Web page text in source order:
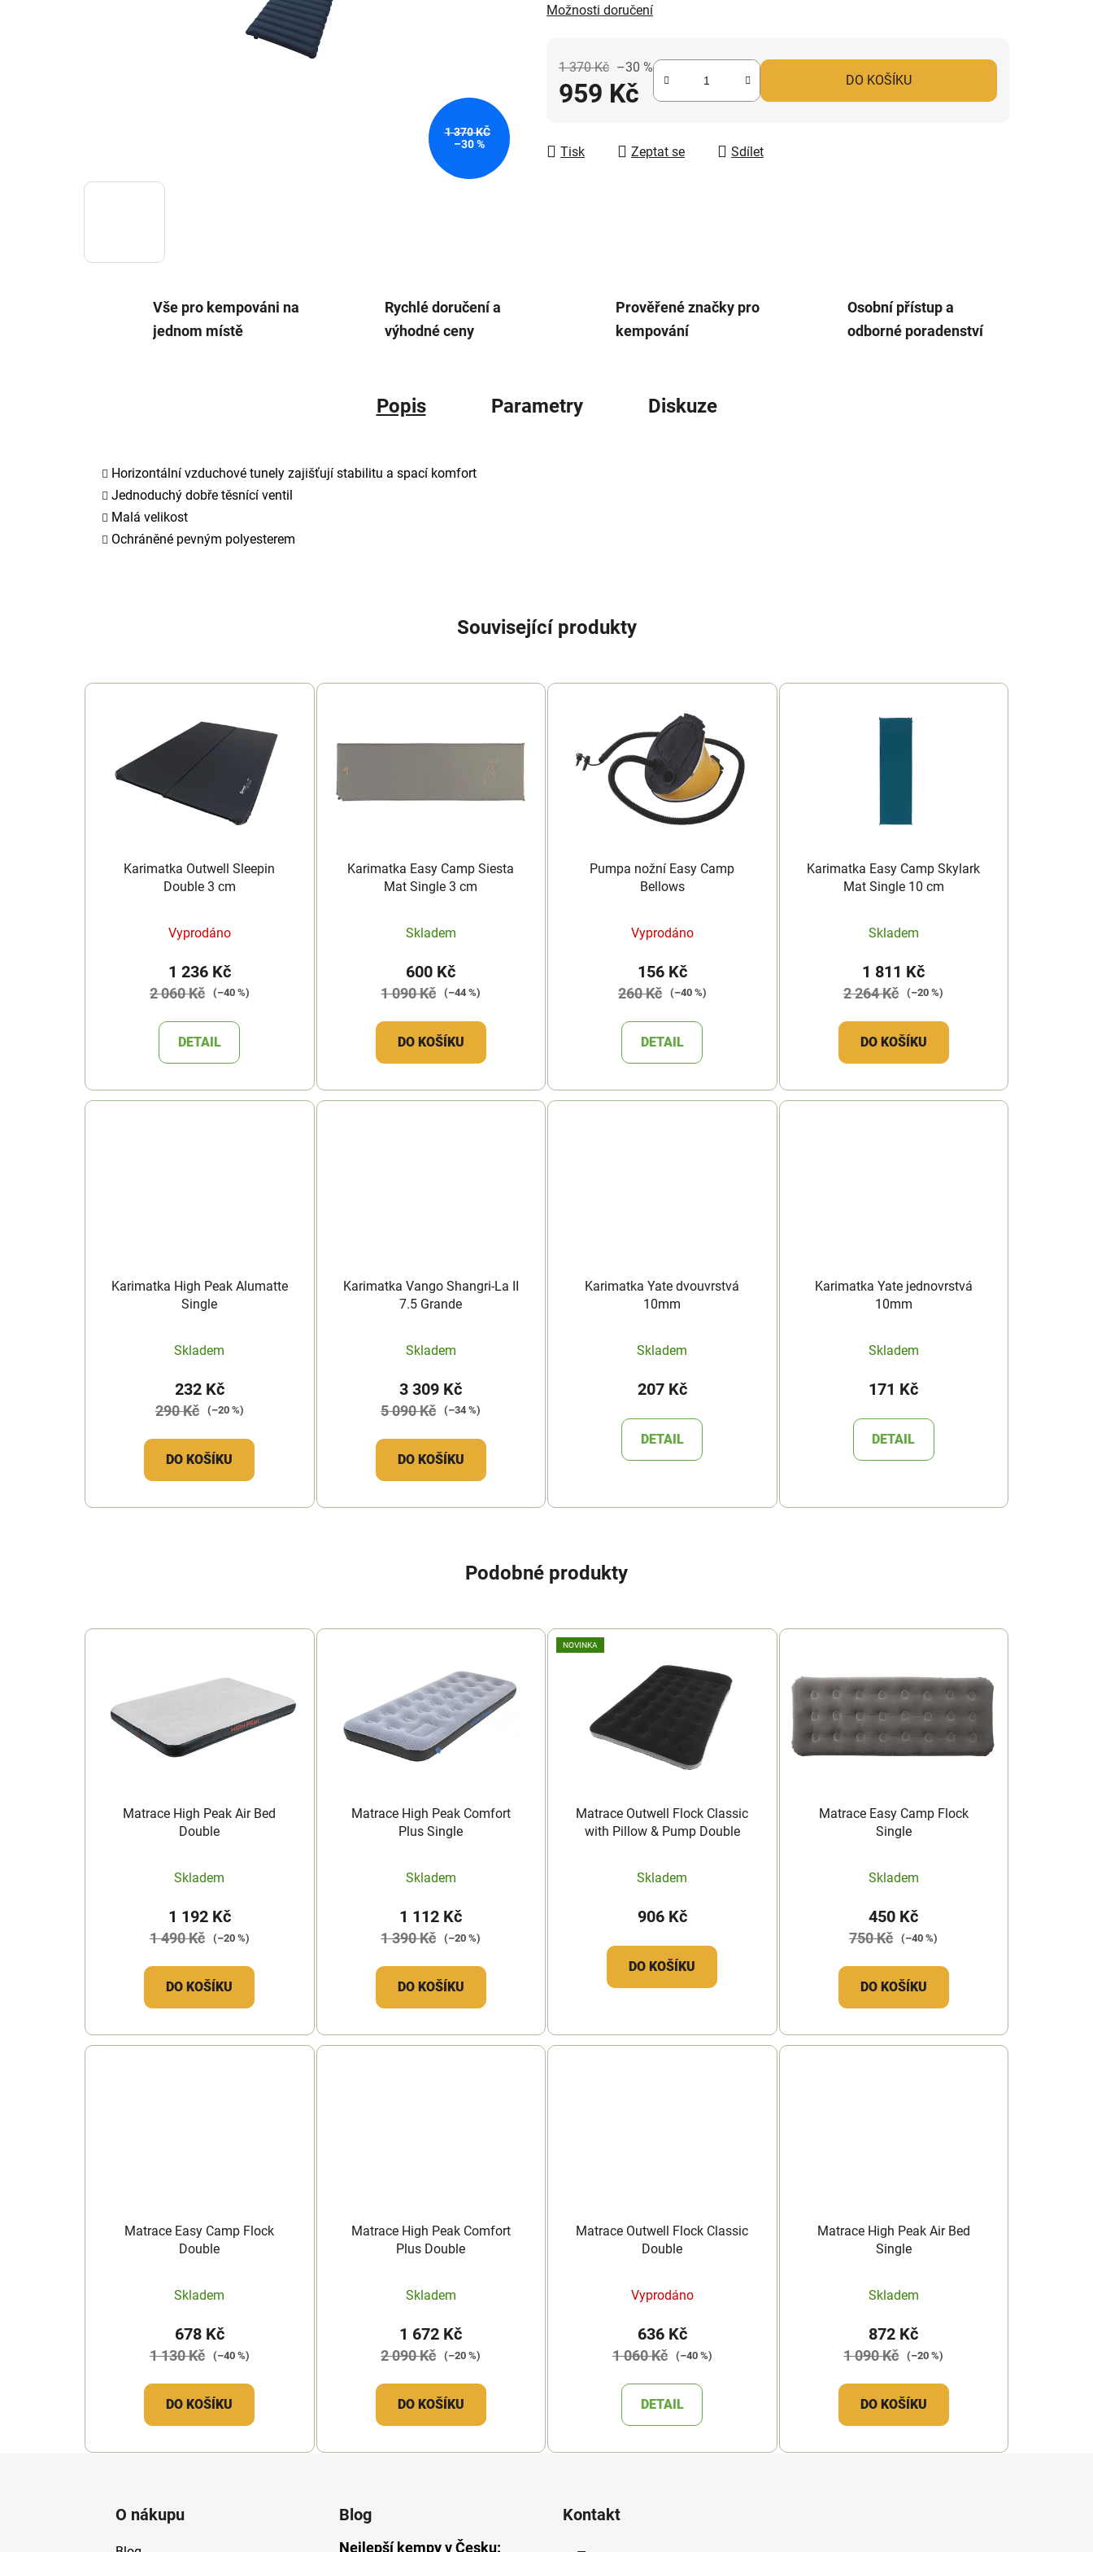
5
Možnosti doručení
1 370 Kč –30 %
959 Kč DO KOŠÍKU
Tisk Zeptat se Sdílet
1 370 KČ
–30 %
Vše pro kempováni na
jednom místě
Rychlé doručení a
výhodné ceny
Prověřené značky pro
kempování
Osobní přístup a
odborné poradenství
Popis Parametry Diskuze
Horizontální vzduchové tunely zajišťují stabilitu a spací komfort
Jednoduchý dobře těsnící ventil
Malá velikost
Ochráněné pevným polyesterem
Související produkty
Karimatka Outwell Sleepin
Double 3 cm
Vyprodáno
1 236 Kč
2 060 Kč (–40 %)
DETAIL
Karimatka Easy Camp Siesta
Mat Single 3 cm
Skladem
600 Kč
1 090 Kč (–44 %)
DO KOŠÍKU
Pumpa nožní Easy Camp
Bellows
Vyprodáno
156 Kč
260 Kč (–40 %)
DETAIL
Karimatka Easy Camp Skylark
Mat Single 10 cm
Skladem
1 811 Kč
2 264 Kč (–20 %)
DO KOŠÍKU
Karimatka High Peak Alumatte
Single
Skladem
232 Kč
290 Kč (–20 %)
DO KOŠÍKU
Karimatka Vango Shangri-La II
7.5 Grande
Skladem
3 309 Kč
5 090 Kč (–34 %)
DO KOŠÍKU
Karimatka Yate dvouvrstvá
10mm
Skladem
207 Kč
DETAIL
Karimatka Yate jednovrstvá
10mm
Skladem
171 Kč
DETAIL
Podobné produkty
Matrace High Peak Air Bed
Double
Skladem
1 192 Kč
1 490 Kč (–20 %)
DO KOŠÍKU
Matrace High Peak Comfort
Plus Single
Skladem
1 112 Kč
1 390 Kč (–20 %)
DO KOŠÍKU
NOVINKA
Matrace Outwell Flock Classic
with Pillow & Pump Double
Skladem
906 Kč
DO KOŠÍKU
Matrace Easy Camp Flock
Single
Skladem
450 Kč
750 Kč (–40 %)
DO KOŠÍKU
Matrace Easy Camp Flock
Double
Skladem
678 Kč
1 130 Kč (–40 %)
DO KOŠÍKU
Matrace High Peak Comfort
Plus Double
Skladem
1 672 Kč
2 090 Kč (–20 %)
DO KOŠÍKU
Matrace Outwell Flock Classic
Double
Vyprodáno
636 Kč
1 060 Kč (–40 %)
DETAIL
Matrace High Peak Air Bed
Single
Skladem
872 Kč
1 090 Kč (–20 %)
DO KOŠÍKU
O nákupu Blog
Nejlepší kempy v Česku:
Kontakt